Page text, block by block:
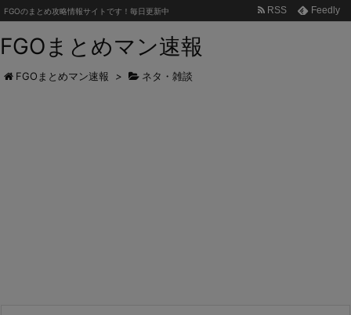
FGOまとめマン速報
FGOのまとめ攻略情報サイトです！毎日更新中 RSS Feedly
FGOまとめマン速報 > ネタ・雑談